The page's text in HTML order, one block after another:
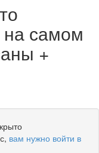
самом
+
вам нужно войти в